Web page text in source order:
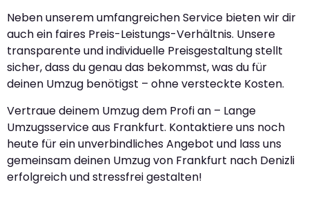
Neben unserem umfangreichen Service bieten wir dir
auch ein faires Preis-Leistungs-Verhältnis. Unsere
transparente und individuelle Preisgestaltung stellt
sicher, dass du genau das bekommst, was du für
deinen Umzug benötigst – ohne versteckte Kosten.
Vertraue deinem Umzug dem Profi an – Lange
Umzugsservice aus Frankfurt. Kontaktiere uns noch
heute für ein unverbindliches Angebot und lass uns
gemeinsam deinen Umzug von Frankfurt nach Denizli
erfolgreich und stressfrei gestalten!